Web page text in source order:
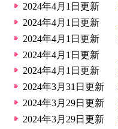
2024年4月1日更新
2024年4月1日更新
2024年4月1日更新
2024年4月1日更新
2024年4月1日更新
2024年3月31日更新
2024年3月29日更新
2024年3月29日更新